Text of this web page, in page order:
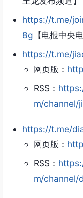
https://t.me/
8g 【电报中央
https://t.me/
网页版：
RSS：
m/channel/
https://t.me/
网页版：
RSS：
m/channel/